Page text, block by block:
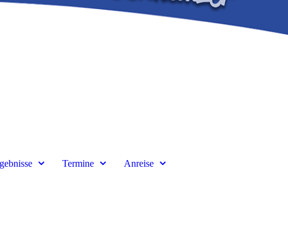
Termine Anreise